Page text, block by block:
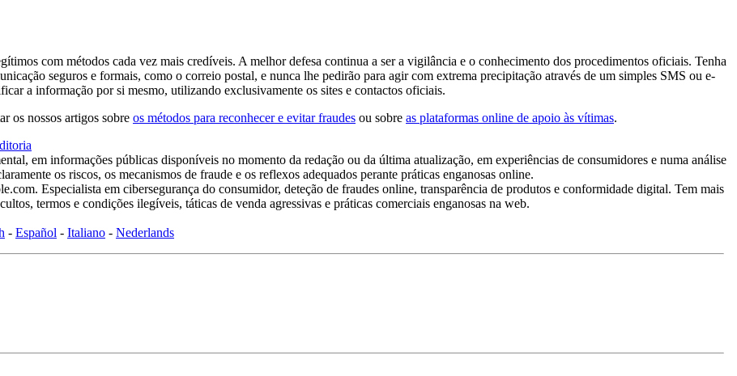
com métodos cada vez mais credíveis. A melhor defesa continua a ser a vigilância e o conhecimento dos procedimentos oficiais. Tenha
seguros e formais, como o correio postal, e nunca lhe pedirão para agir com extrema precipitação através de um simples SMS ou e-
a informação por si mesmo, utilizando exclusivamente os sites e contactos oficiais.
os nossos artigos sobre os métodos para reconhecer e evitar fraudes ou sobre as plataformas online de apoio às vítimas.
em informações públicas disponíveis no momento da redação ou da última atualização, em experiências de consumidores e numa análise
os riscos, os mecanismos de fraude e os reflexos adequados perante práticas enganosas online.
Especialista em cibersegurança do consumidor, deteção de fraudes online, transparência de produtos e conformidade digital. Tem mais
termos e condições ilegíveis, táticas de venda agressivas e práticas comerciais enganosas na web.
- Español - Italiano - Nederlands